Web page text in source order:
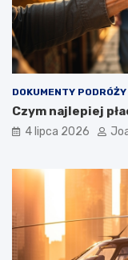
DOKUMENTY PODRÓŻY
Czym najlepiej
4 lipca 2026